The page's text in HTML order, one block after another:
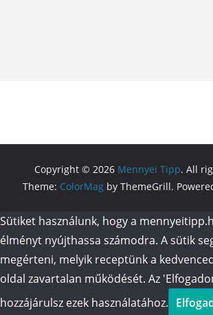
Copyright © 2026 Mennyei Tipp. All
Theme: ColorMag by ThemeGrill.
Sütiket használunk, hogy a
élményt nyújthassa számodra. A sütik
megérteni, melyik receptünk a
oldal zavartalan működését. Az
hozzájárulsz ezek használatához.